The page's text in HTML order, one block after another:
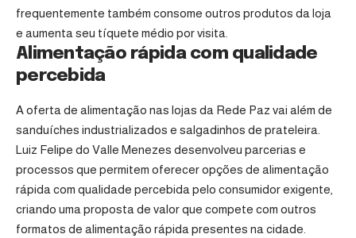
frequentemente também consome outros produtos da loja
e aumenta seu tíquete médio por visita.
Alimentação rápida com qualidade
percebida
A oferta de alimentação nas lojas da Rede Paz vai além de
sanduíches industrializados e salgadinhos de prateleira.
Luiz Felipe do Valle Menezes desenvolveu parcerias e
processos que permitem oferecer opções de alimentação
rápida com qualidade percebida pelo consumidor exigente,
criando uma proposta de valor que compete com outros
formatos de alimentação rápida presentes na cidade.